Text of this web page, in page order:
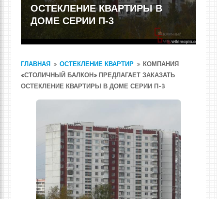
ОСТЕКЛЕНИЕ КВАРТИРЫ В
ДОМЕ СЕРИИ П-3
ГЛАВНАЯ » ОСТЕКЛЕНИЕ КВАРТИР » КОМПАНИЯ
«СТОЛИЧНЫЙ БАЛКОН» ПРЕДЛАГАЕТ ЗАКАЗАТЬ
ОСТЕКЛЕНИЕ КВАРТИРЫ В ДОМЕ СЕРИИ П-3